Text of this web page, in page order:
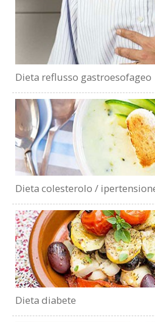
Dieta reflusso gastroesofageo
Dieta colesterolo /
Dieta diabete